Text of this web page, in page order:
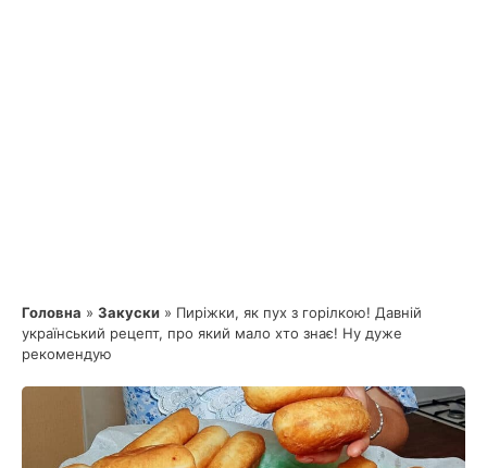
Головна » Закуски » Пиріжки, як пух з горілкою! Давній
український рецепт, про який мало хто знає! Ну дуже
рекомендую